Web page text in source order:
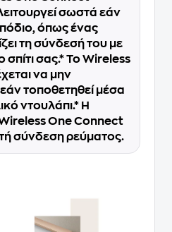
σωστά εάν
όπως ένας
τη σύνδεσή του με
σας.* Το Wireless
να μην
τοποθετηθεί μέσα
ντουλάπι.* Η
One Connect
σύνδεση ρεύματος.